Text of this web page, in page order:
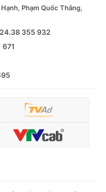
Phạm Quốc Thắng,
355 932
671